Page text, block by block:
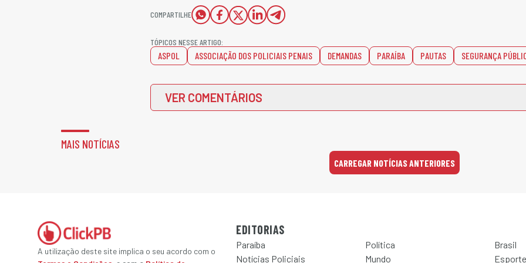
COMPARTILHE
TÓPICOS NESSE ARTIGO:
ASPOL ASSOCIAÇÃO DOS POLICIAIS PENAIS DEMANDAS PARAÍBA PAUTAS SEGURANÇA
VER COMENTÁRIOS
MAIS NOTÍCIAS
CARREGAR NOTÍCIAS ANTERIORES
A utilização deste site implica o seu acordo com o
EDITORIAS
Paraíba Política
Brasil
Notícias Policiais
Mundo Esporte